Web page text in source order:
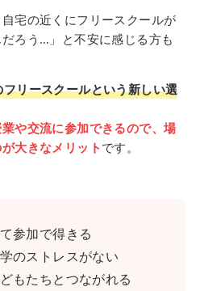
宅の近くにフリースクールが
ろう…」と不安に感じる方も
リースクールという新しい選
や交流に参加できるので、場
大きなメリット です。
参加で得きる
のストレスがない
もたちとつながれる